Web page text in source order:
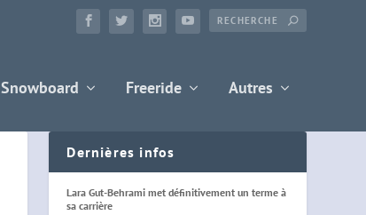
Snowboard Freeride Autres
Dernières infos
Lara Gut-Behrami met définitivement un terme à
sa carrière